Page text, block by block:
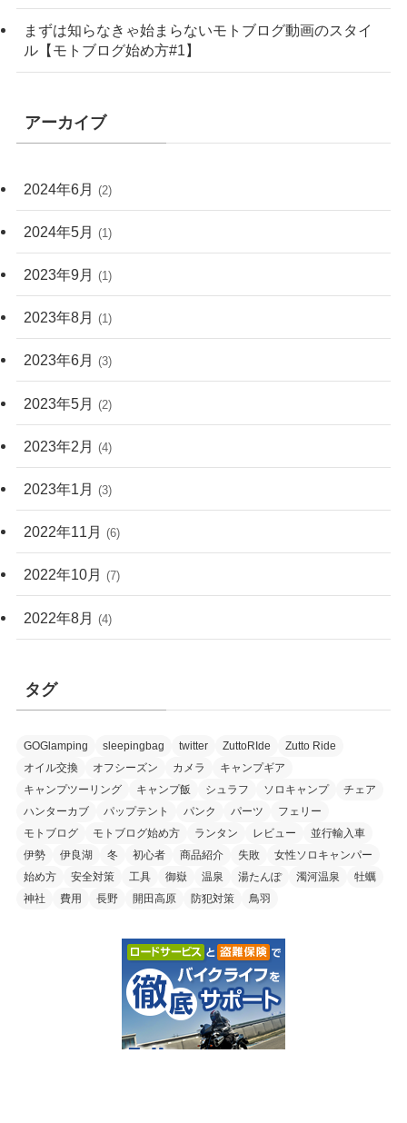
まずは知らなきゃ始まらないモトブログ動画のスタイ
ル【モトブログ始め方#1】
アーカイブ
2024年6月 (2)
2024年5月 (1)
2023年9月 (1)
2023年8月 (1)
2023年6月 (3)
2023年5月 (2)
2023年2月 (4)
2023年1月 (3)
2022年11月 (6)
2022年10月 (7)
2022年8月 (4)
タグ
GOGlamping sleepingbag twitter ZuttoRIde
Zutto Ride
オイル交換
オフシーズン カメラ
キャンプギア
キャンプツーリング
キャンプ飯 シュラフ ソロキャンプ
チェア
ハンターカブ
パップテント パンク パーツ
フェリー
モトブログ
モトブログ始め方 ランタン レビュー
並行輸入車
伊勢
伊良湖 冬 初心者 商品紹介 失敗
女性ソロキャンパー
始め方
安全対策 工具 御嶽 温泉 湯たんぽ 濁河温泉
牡蠣
神社
費用 長野 開田高原 防犯対策 鳥羽